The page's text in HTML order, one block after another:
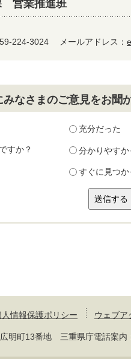
営業推進班
224-3024 メールアドレス：
なさまのご意見をお聞
充分だった
すか？ 分かりやすか
すぐに見つか
人情報保護ポリシー ウェブア
明町13番地 三重県庁電話案内